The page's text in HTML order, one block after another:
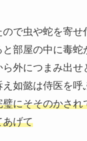
で虫や蛇を寄
部屋の中に毒蛇
外につまみ出せ
如懿は侍医を呼
にそそのかされ
あげて